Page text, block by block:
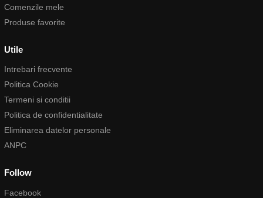
Comenzile mele
Produse favorite
Utile
Intrebari frecvente
Politica Cookie
Termeni si conditii
Politica de confidentialitate
Eliminarea datelor personale
ANPC
Follow
Facebook